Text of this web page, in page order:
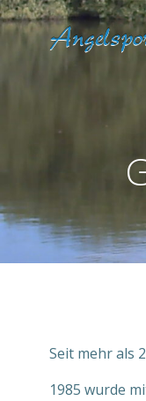
Zum
Inhalt
springen
Seit mehr als
1985 wurde